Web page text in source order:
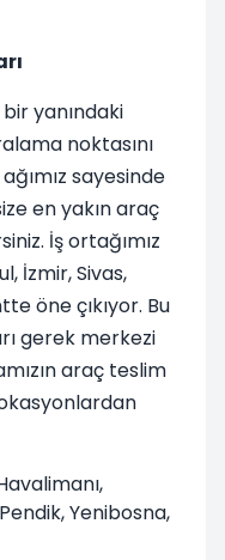
yanındaki
noktasını
sayesinde
en yakın araç
İş ortağımız
İzmir, Sivas,
öne çıkıyor. Bu
gerek merkezi
araç teslim
Yenibosna,